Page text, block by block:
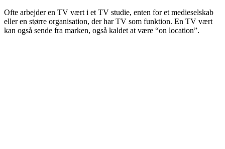
Ofte arbejder en TV vært i et TV studie, enten for et medieselskab
eller en større organisation, der har TV som funktion. En TV vært
kan også sende fra marken, også kaldet at være “on location”.